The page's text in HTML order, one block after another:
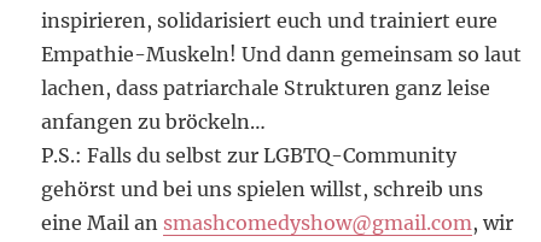
inspirieren, solidarisiert euch und trainiert eure
Empathie-Muskeln! Und dann gemeinsam so laut
lachen, dass patriarchale Strukturen ganz leise
anfangen zu bröckeln…
P.S.: Falls du selbst zur LGBTQ-Community
gehörst und bei uns spielen willst, schreib uns
eine Mail an smashcomedyshow@gmail.com, wir